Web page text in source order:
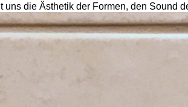
die Ästhetik der Formen, den Sound